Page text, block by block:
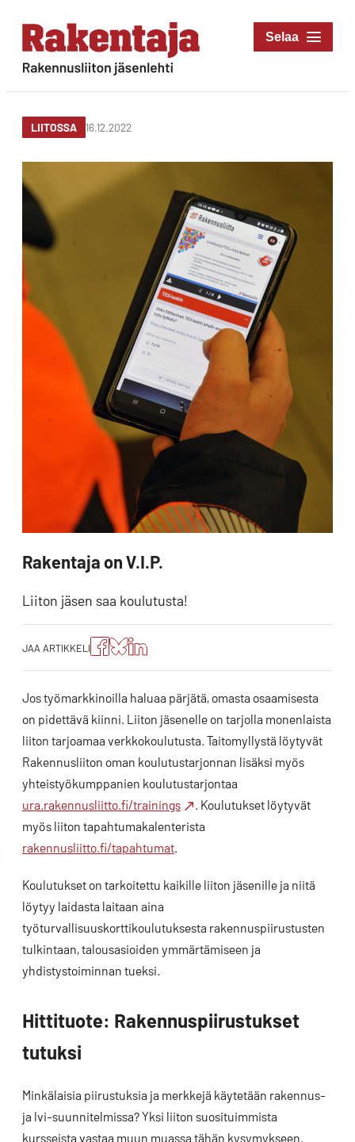
Siirry
suoraan
sisältöön
Rakentaja-lehti
LIITOSSA 16.12.2022
Rakentaja on V.I.P.
Liiton jäsen saa koulutusta!
JAA ARTIKKELI
Jaa
artikkeli
Facebookissa
Jaa
artikkeli
Blueskyssa
Jako:
Jaa
artikkeli
Jos työmarkkinoilla haluaa pärjätä, omasta osaamisesta
on pidettävä kiinni. Liiton jäsenelle on tarjolla monenlaista
liiton tarjoamaa verkkokoulutusta. Taitomyllystä löytyvät
Rakennusliiton oman koulutustarjonnan lisäksi myös
yhteistyökumppanien koulutustarjontaa
ura.rakennusliitto.fi/trainings
. Koulutukset löytyvät
myös liiton tapahtumakalenterista
rakennusliitto.fi/tapahtumat.
Koulutukset on tarkoitettu kaikille liiton jäsenille ja niitä
löytyy laidasta laitaan aina
työturvallisuuskorttikoulutuksesta rakennuspiirustusten
tulkintaan, talousasioiden ymmärtämiseen ja
yhdistystoiminnan tueksi.
Hittituote: Rakennuspiirustukset
tutuksi
Minkälaisia piirustuksia ja merkkejä käytetään rakennus-
ja lvi-suunnitelmissa? Yksi liiton suosituimmista
kursseista vastaa muun muassa tähän kysymykseen.